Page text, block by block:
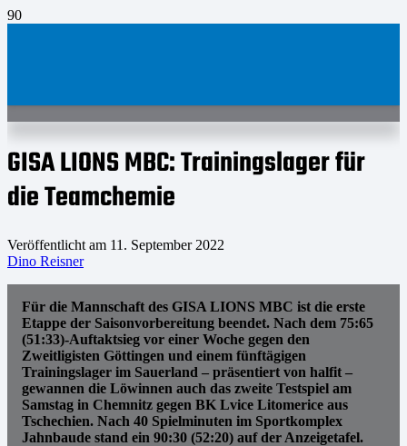
GISA LIONS MBC: Trainingslager für
die Teamchemie
Veröffentlicht am 11. September 2022
Dino Reisner
Für die Mannschaft des GISA LIONS MBC ist die erste
Etappe der Saisonvorbereitung beendet. Nach dem 75:65
(51:33)-Auftaktsieg vor einer Woche gegen den
Zweitligisten Göttingen und einem fünftägigen
Trainingslager im Sauerland – präsentiert von halfit –
gewannen die Löwinnen auch das zweite Testspiel am
Samstag in Chemnitz gegen BK Lvice Litomerice aus
Tschechien. Nach 40 Spielminuten im Sportkomplex
Jahnbaude stand ein 90:30 (52:20) auf der Anzeigetafel.